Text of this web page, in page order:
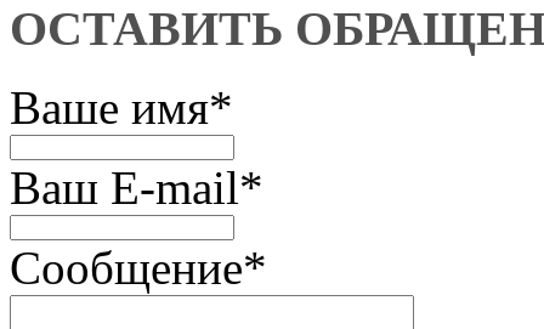
ОСТАВИТЬ
Ваше имя*
Ваш E-mail*
Сообщение*